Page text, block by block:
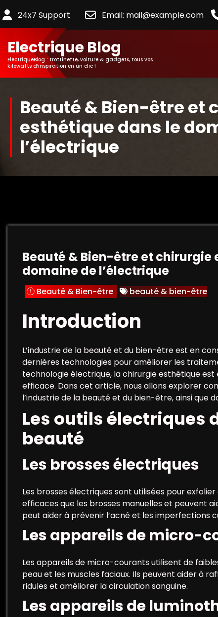
24x7 Support Email: mail@example.com
Electrique Blog
ElectriqueBlog : trottinette, voiture & gadgets, tous vos
kilowatts d’inspiration en un clic !
Beauté & Bien-être et
esthétique dans le
l’électrique
Beauté & Bien-être et chirurgie
domaine de l’électrique
Beauté & Bien-être beauté & bien-être
Introduction
L’industrie de la beauté et du bien-être est en
dernières technologies pour améliorer les
technologie électrique, la chirurgie esthétique
efficace. Dans cet article, nous allons explorer
l’industrie de la beauté et du bien-être, ainsi que
Les outils électriques
beauté
Les brosses électriques
Les brosses électriques sont utilisées pour
efficaces que les brosses manuelles et peuvent
peut aider à prévenir l’acné et les imperfections
Les appareils de micro-
Les appareils de micro-courants utilisent de
peau et les muscles faciaux. Ils peuvent aider à
ridules et améliorer la circulation sanguine.
Les appareils de